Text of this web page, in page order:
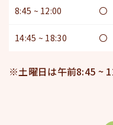
8:45 ~ 12:00 〇
14:45 ~ 18:30 〇
※土曜日は午前8:45 ~